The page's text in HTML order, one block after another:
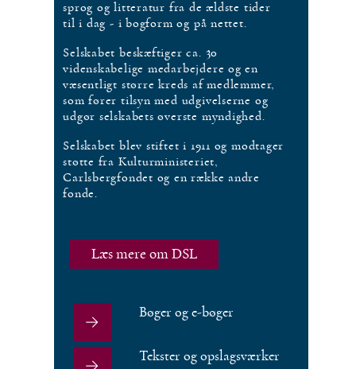
sprog og litteratur fra de ældste tider
til i dag - i bogform og på nettet.
Selskabet beskæftiger ca. 30
videnskabelige medarbejdere og en
væsentligt større kreds af medlemmer,
som fører tilsyn med udgivelserne og
udgør selskabets øverste myndighed.
Selskabet blev stiftet i 1911 og modtager
støtte fra Kulturministeriet,
Carlsbergfondet og en række andre
fonde.
Læs mere om DSL
Bøger og e-bøger
Tekster og opslagsværker